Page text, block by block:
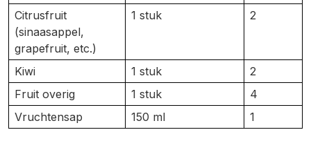
Citrusfruit
(sinaasappel,
grapefruit, etc.)
1 stuk 2
Kiwi 1 stuk
2
Fruit overig
1 stuk
4
Vruchtensap
150 ml 1